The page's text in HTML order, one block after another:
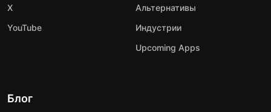
X
YouTube
Альтернативы
Индустрии
Upcoming Apps
Блог